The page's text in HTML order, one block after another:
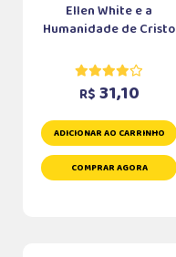
Ellen White e a
Humanidade de Cristo
R$ 31,10
ADICIONAR AO CARRINHO
COMPRAR AGORA